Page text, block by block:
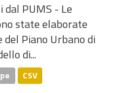
PUMS - Le
state elaborate
Piano Urbano di
di...
CSV